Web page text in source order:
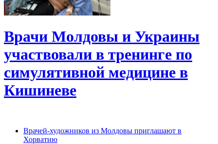
Врачи Молдовы и Украины
участвовали в тренинге по
симулятивной медицине в
Кишиневе
Врачей-художников из Молдовы приглашают в
Хорватию